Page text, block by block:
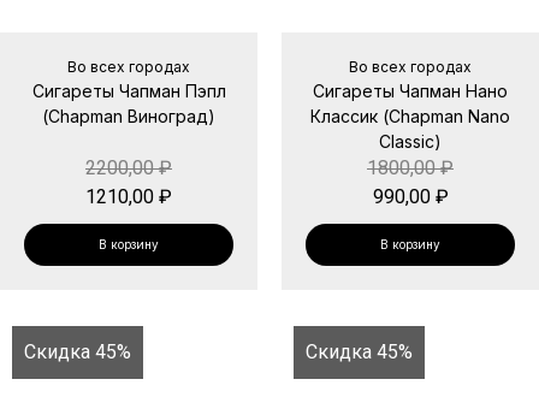
Во всех городах
Сигареты Чапман Пэпл
(Chapman Виноград)
2200,00₽
1210,00 ₽
В корзину
Во всех городах
Сигареты Чапман Нано
Классик (Chapman Nano
Classic)
1800,00₽
990,00 ₽
В корзину
Скидка 45% Скидка 45%